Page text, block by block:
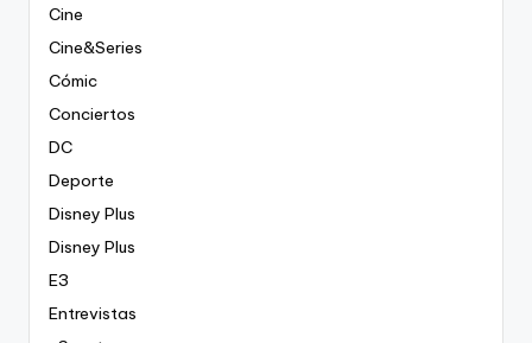
Cine
Cine&Series
Cómic
Conciertos
DC
Deporte
Disney Plus
Disney Plus
E3
Entrevistas